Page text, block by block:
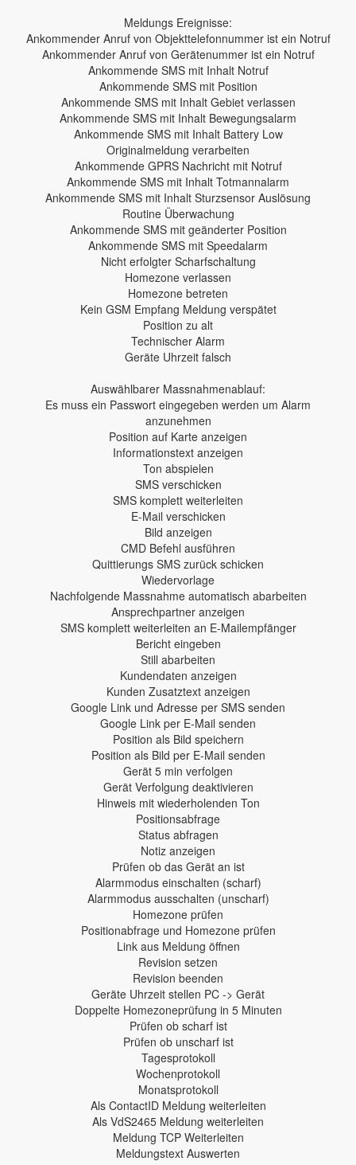
Meldungs Ereignisse:
Ankommender Anruf von Objekttelefonnummer ist ein Notruf
Ankommender Anruf von Gerätenummer ist ein Notruf
Ankommende SMS mit Inhalt Notruf
Ankommende SMS mit Position
Ankommende SMS mit Inhalt Gebiet verlassen
Ankommende SMS mit Inhalt Bewegungsalarm
Ankommende SMS mit Inhalt Battery Low
Originalmeldung verarbeiten
Ankommende GPRS Nachricht mit Notruf
Ankommende SMS mit Inhalt Totmannalarm
Ankommende SMS mit Inhalt Sturzsensor Auslösung
Routine Überwachung
Ankommende SMS mit geänderter Position
Ankommende SMS mit Speedalarm
Nicht erfolgter Scharfschaltung
Homezone verlassen
Homezone betreten
Kein GSM Empfang Meldung verspätet
Position zu alt
Technischer Alarm
Geräte Uhrzeit falsch
Auswählbarer Massnahmenablauf:
Es muss ein Passwort eingegeben werden um Alarm
anzunehmen
Position auf Karte anzeigen
Informationstext anzeigen
Ton abspielen
SMS verschicken
SMS komplett weiterleiten
E-Mail verschicken
Bild anzeigen
CMD Befehl ausführen
Quittierungs SMS zurück schicken
Wiedervorlage
Nachfolgende Massnahme automatisch abarbeiten
Ansprechpartner anzeigen
SMS komplett weiterleiten an E-Mailempfänger
Bericht eingeben
Still abarbeiten
Kundendaten anzeigen
Kunden Zusatztext anzeigen
Google Link und Adresse per SMS senden
Google Link per E-Mail senden
Position als Bild speichern
Position als Bild per E-Mail senden
Gerät 5 min verfolgen
Gerät Verfolgung deaktivieren
Hinweis mit wiederholenden Ton
Positionsabfrage
Status abfragen
Notiz anzeigen
Prüfen ob das Gerät an ist
Alarmmodus einschalten (scharf)
Alarmmodus ausschalten (unscharf)
Homezone prüfen
Positionabfrage und Homezone prüfen
Link aus Meldung öffnen
Revision setzen
Revision beenden
Geräte Uhrzeit stellen PC -> Gerät
Doppelte Homezoneprüfung in 5 Minuten
Prüfen ob scharf ist
Prüfen ob unscharf ist
Tagesprotokoll
Wochenprotokoll
Monatsprotokoll
Als ContactID Meldung weiterleiten
Als VdS2465 Meldung weiterleiten
Meldung TCP Weiterleiten
Meldungstext Auswerten